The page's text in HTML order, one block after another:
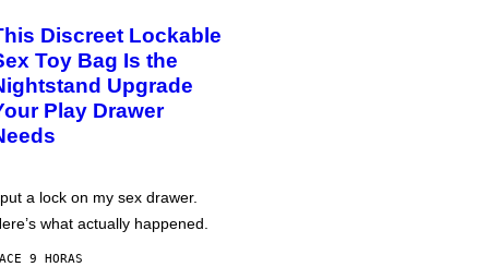
Discreet Lockable
Toy Bag Is the
Upgrade
Play Drawer
a lock on my sex drawer.
what actually happened.
9 HORAS